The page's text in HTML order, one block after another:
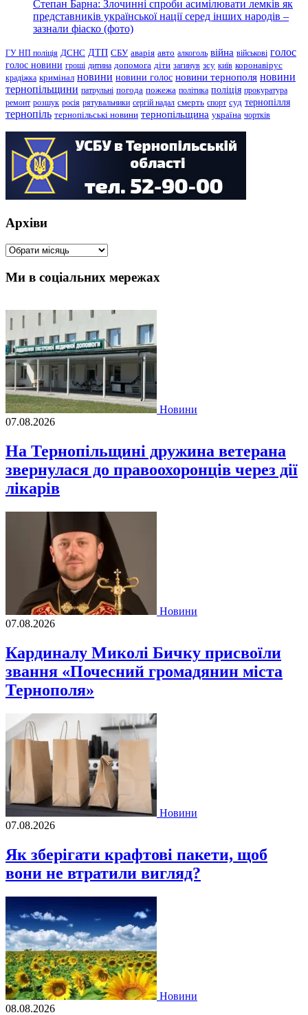
Степан Барна: Злочинні спроби асимілювати лемків як
представників української нації серед інших народів –
зазнали фіаско (фото)
ГУ НП поліція ДСНС ДТП СБУ аварія авто алкоголь війна військові голос
голос новини гроші дитина допомога діти загинув зсу київ коронавірус
крадіжка кримінал новини новини голос новини тернополя новини
тернопільщини патрульні погода пожежа політика поліція прокуратура
ремонт розшук росія рятувальники сергій надал смерть спорт суд тернопілля
тернопіль тернопільські новини тернопільщина україна чортків
Архіви
Архіви
Ми в соціальних мережах
Новини
07.08.2026
На Тернопільщині дружина ветерана
звернулася до правоохоронців через дії
лікарів
Новини
07.08.2026
Кардиналу Миколі Бичку присвоїли
звання «Почесний громадянин міста
Тернополя»
Новини
07.08.2026
Як зберігати крафтові пакети, щоб
вони не втратили вигляд?
Новини
08.08.2026